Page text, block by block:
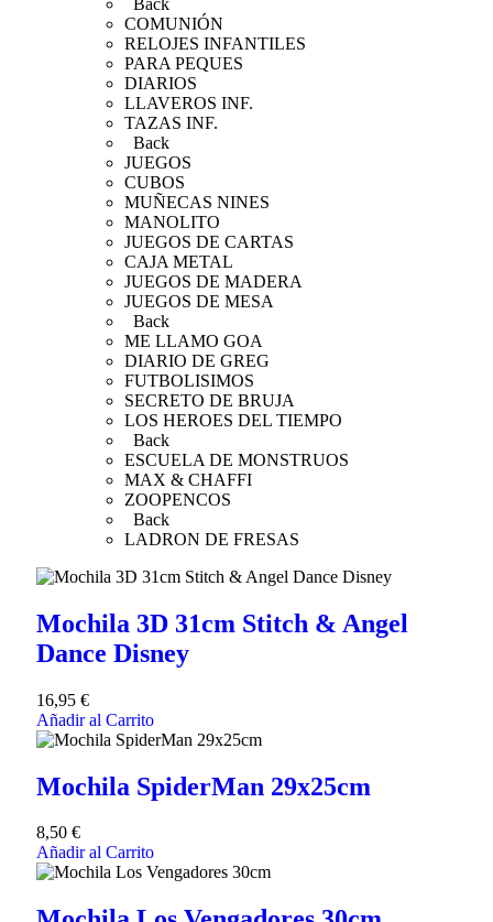
COMUNIÓN
RELOJES INFANTILES
PARA PEQUES
DIARIOS
LLAVEROS INF.
TAZAS INF.
Back
JUEGOS
CUBOS
MUÑECAS NINES
MANOLITO
JUEGOS DE CARTAS
CAJA METAL
JUEGOS DE MADERA
JUEGOS DE MESA
Back
ME LLAMO GOA
DIARIO DE GREG
FUTBOLISIMOS
SECRETO DE BRUJA
LOS HEROES DEL TIEMPO
Back
ESCUELA DE MONSTRUOS
MAX & CHAFFI
ZOOPENCOS
Back
LADRON DE FRESAS
Mochila 3D 31cm Stitch & Angel
Dance Disney
16,95 €
Añadir al Carrito
Mochila SpiderMan 29x25cm
8,50 €
Añadir al Carrito